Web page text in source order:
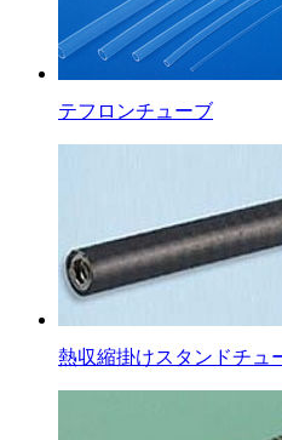
テフロンチューブ
熱収縮掛けスタンドチュ